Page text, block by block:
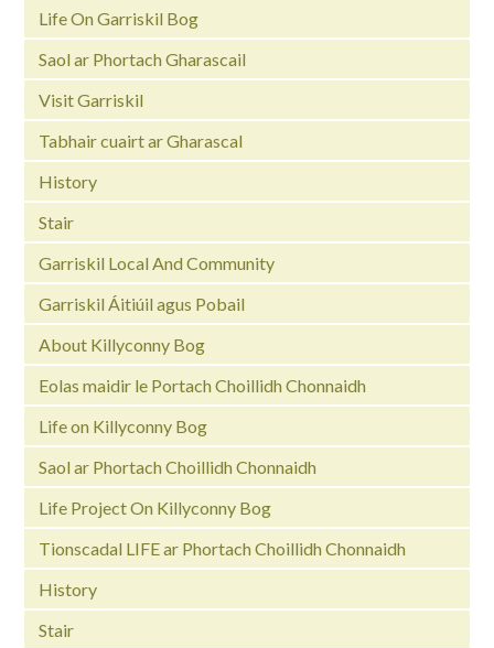
Life On Garriskil Bog
Saol ar Phortach Gharascail
Visit Garriskil
Tabhair cuairt ar Gharascal
History
Stair
Garriskil Local And Community
Garriskil Áitiúil agus Pobail
About Killyconny Bog
Eolas maidir le Portach Choillidh Chonnaidh
Life on Killyconny Bog
Saol ar Phortach Choillidh Chonnaidh
Life Project On Killyconny Bog
Tionscadal LIFE ar Phortach Choillidh Chonnaidh
History
Stair